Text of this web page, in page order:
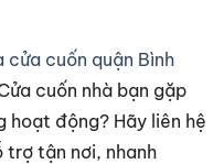
cửa cuốn quận Bình
cuốn nhà bạn gặp
hoạt động? Hãy liên hệ
trợ tận nơi, nhanh